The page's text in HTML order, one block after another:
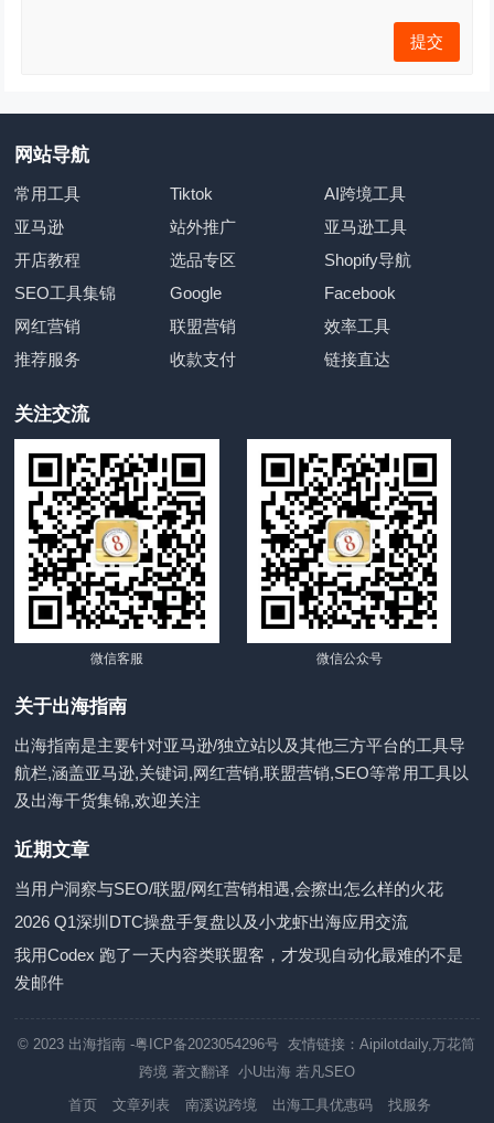
网站导航
常用工具 Tiktok
AI跨境工具
亚马逊
站外推广
亚马逊工具
开店教程
选品专区
Shopify导航
SEO工具集锦
Google
Facebook
网红营销
联盟营销
效率工具
推荐服务
收款支付 链接直达
关注交流
微信客服 微信公众号
关于出海指南
出海指南是主要针对亚马逊/独立站以及其他三方平台的工具导
航栏,涵盖亚马逊,关键词,网红营销,联盟营销,SEO等常用工具以
及出海干货集锦,欢迎关注
近期文章
当用户洞察与SEO/联盟/网红营销相遇,会擦出怎么样的火花
2026 Q1深圳DTC操盘手复盘以及小龙虾出海应用交流
我用Codex 跑了一天内容类联盟客，才发现自动化最难的不是
发邮件
© 2023 出海指南 -粤ICP备2023054296号 友情链接：Aipilotdaily,万花筒
跨境 著文翻译 小U出海 若凡SEO
首页
文章列表 南溪说跨境 出海工具优惠码 找服务